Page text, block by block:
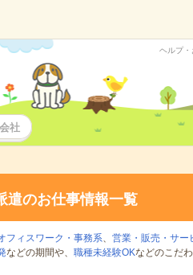
ヘルプ・
社
遣のお仕事情報一覧
フィスワーク・事務系、 営業・販売・サー
などの期間や、 職種未経験OKなどのこだ